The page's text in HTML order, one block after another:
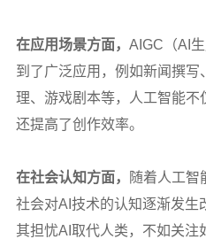
在应用场景方面， AIGC （AI
到了广泛应用，例如新闻撰写
理、游戏剧本等，人工智能不
还提高了创作效率。
在社会认知方面，
随着人工智
社会对AI技术的认知逐渐发生
其担忧AI取代人类，不如关注